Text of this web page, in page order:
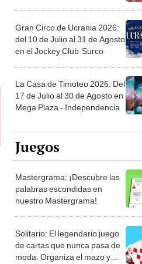
Gran Circo de Ucrania 2026:
del 10 de Julio al 31 de Agosto
en el Jockey Club-Surco
La Casa de Timoteo 2026: Del
17 de Julio al 30 de Agosto en
Mega Plaza - Independencia
Juegos
Mastergrama: ¡Descubre las
palabras escondidas en
nuestro Mastergrama!
Solitario: El legendario juego
de cartas que nunca pasa de
moda. Organiza el mazo y